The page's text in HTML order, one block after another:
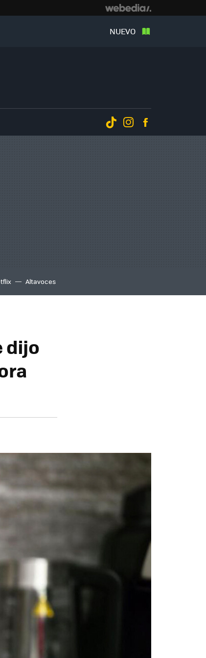
NUEVO
Tiktok Instagram
Altavoces
dijo